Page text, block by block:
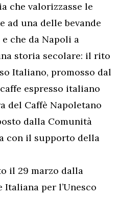
che valorizzasse le
una delle bevande
che da Napoli a
storia secolare: il rito
Italiano, promosso dal
espresso italiano
del Caffè Napoletano
dalla Comunità
con il supporto della
il 29 marzo dalla
per l’Unesco